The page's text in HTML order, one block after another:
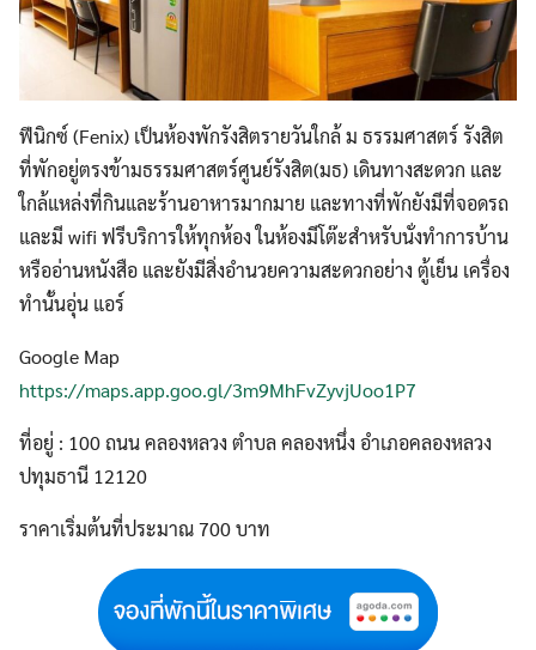
ฟีนิกซ์ (Fenix) เป็นห้องพักรังสิตรายวันใกล้ ม ธรรมศาสตร์ รังสิต
ที่พักอยู่ตรงข้ามธรรมศาสตร์ศูนย์รังสิต(มธ) เดินทางสะดวก และ
ใกล้แหล่งที่กินและร้านอาหารมากมาย และทางที่พักยังมีที่จอดรถ
และมี wifi ฟรีบริการให้ทุกห้อง ในห้องมีโต๊ะสำหรับนั่งทำการบ้าน
หรืออ่านหนังสือ และยังมีสิ่งอำนวยความสะดวกอย่าง ตู้เย็น เครื่อง
ทำนั้นอุ่น แอร์
Google Map
https://maps.app.goo.gl/3m9MhFvZyvjUoo1P7
ที่อยู่ : 100 ถนน คลองหลวง ตำบล คลองหนึ่ง อำเภอคลองหลวง
ปทุมธานี 12120
ราคาเริ่มต้นที่ประมาณ 700 บาท